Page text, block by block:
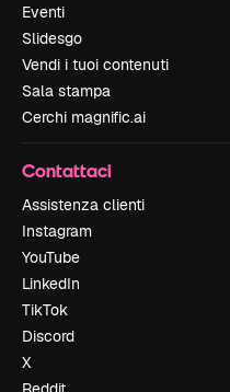
Eventi
Slidesgo
Vendi i tuoi contenuti
Sala stampa
Cerchi magnific.ai
Contattaci
Assistenza clienti
Instagram
YouTube
LinkedIn
TikTok
Discord
X